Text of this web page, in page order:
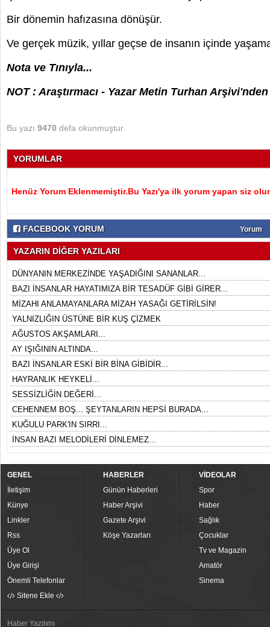
Bir dönemin hafızasına dönüşür.
Ve gerçek müzik, yıllar geçse de insanın içinde
Nota ve Tınıyla...
NOT : Araştırmacı - Yazar Metin Turhan Arşivi'nden
Bu yazı 9470 defa okunmuştur.
YORUMLAR
Henüz Yorum Eklenmemiştir.Bu Yazı'ya ilk yorum yapan siz
FACEBOOK YORUM Yorum
YAZARIN DİĞER YAZILARI
DÜNYANIN MERKEZİNDE YAŞADIĞINI SANANLAR...
BAZI İNSANLAR HAYATIMIZA BİR TESADÜF GİBİ GİRER...
MİZAHI ANLAMAYANLARA MİZAH YASAĞI GETİRİLSİN!
YALNIZLIĞIN ÜSTÜNE BİR KUŞ ÇİZMEK
AĞUSTOS AKŞAMLARI...
AY IŞIĞININ ALTINDA...
BAZI İNSANLAR ESKİ BİR BİNA GİBİDİR...
HAYRANLIK HEYKELİ...
SESSİZLİĞİN DEĞERİ...
CEHENNEM BOŞ... ŞEYTANLARIN HEPSİ BURADA...
KUĞULU PARK'IN SIRRI...
İNSAN BAZI MELODİLERİ DİNLEMEZ...
GENEL
İletişim
Künye
Linkler
Rss
Üye Ol
Üye Girişi
Önemli Telefonlar
Sitene Ekle
HABERLER
Günün Haberleri
Haber Arşivi
Gazete Arşivi
Köşe Yazarları
VİDEOLAR
Spor
Haber
Sağlık
Çocuklar
Tv ve Magazin
Amatör
Sinema
Haber Yazılımı